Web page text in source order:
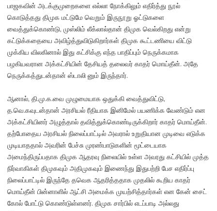
பாஜகவின் அடக்குமுறைகளை எல்லா நோக்கிலும் எதிர்த்து நூல்
கொடுத்தது திமுக மட்டுமே வெறும் இருநூறு ஓட்டுகளை
வைத்துக்கொண்டு, முஸ்லிம் லீக்லால்தான் திமுக வெல்கிறது என்று
கட்டுக்கதையை அவிழ்த்துவிடுகிறார்கள் திமுக கூட்டணியை விட்டு
முக்கிய விலகினால் இது கட்சிக்கு எந்த பாதிப்பும் நெருக்கமாக
பழகியவரான அக்கட்சியின் தேசியத் தலைவர் காதர் மொய்தீன். அதே
நெருக்கத்துடன்தான் ஸ்டாலி னும் இருந்தார்.
ஆனால், தி.மு.க.வை முழுமையாக ஒதுக்கி வைத்துவிட்டு,
த.வெ.கவுடன்தான் அரசியல் ரீதியாக இனிமேல் பயணிக்க வேண்டும் என
அக்கட்சியினர் அழுத்தால் தவித்துக்கொண்டிருக்கிறார் காதர் மொய்தீன்.
தற்போதைய அரசியல் நிலைப்பாட்டில் அவரால் உறுதியான முடிவை எடுக்க
முடியாததால் அவரின் பேச்சு முரண்பாடுகளின் மூட்டையாக
அமைந்திருப்பதாக திமுக ஆதரவு நிலையில் உள்ள அவரது கட்சியில் முத்த
நிர்வாகிகள் திமுகவும் அதிமுகவும் இணைந்து இதுபற்றி பேச எதிர்ப்பு
நிலைப்பாட்டில் இருந்தே தவெக ஆதரித்ததாக முதலில் கூறிய காதர்
மொய்தீன் பின்னாளில் ஆட்சி அமைக்க முயற்சித்தார்கள் என கேன் சைட்
கோல் போட்டு கொண்டுள்ளனர். திமுக சார்பில் எடப்பாடி அல்லது